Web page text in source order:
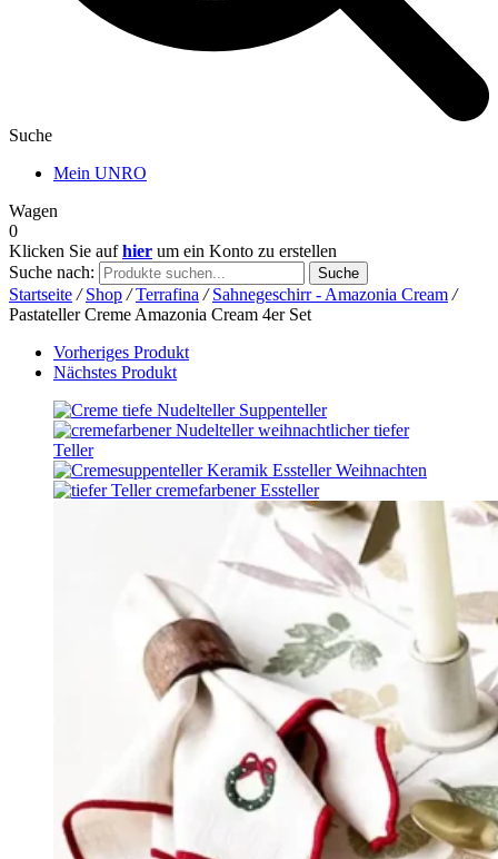
Suche
Mein UNRO
Wagen
0
Klicken Sie aufhier um ein Konto zu erstellen
Suche nach:
Suche
Startseite / Shop / Terrafina / Sahnegeschirr - Amazonia Cream /
Pastateller Creme Amazonia Cream 4er Set
Vorheriges Produkt
Nächstes Produkt